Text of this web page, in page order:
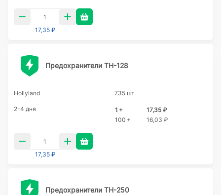
17,35 ₽
Предохранители TH-128
Hollyland 735 шт
2-4 дня 1 +
17,35 ₽
100 +
16,03 ₽
17,35 ₽
Предохранители TH-250